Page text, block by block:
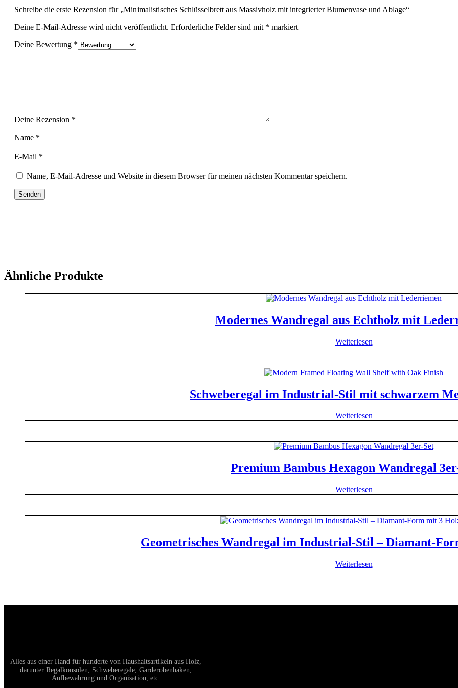
Schreibe die erste Rezension für „Minimalistisches Schlüsselbrett aus Massivholz mit integrierter Blumenvase und Ablage“
Deine E-Mail-Adresse wird nicht veröffentlicht. Erforderliche Felder sind mit * markiert
Deine Bewertung *
Deine Rezension *
Name *
E-Mail *
Name, E-Mail-Adresse und Website in diesem Browser für meinen nächsten Kommentar speichern.
Ähnliche Produkte
Modernes Wandregal aus Echtholz mit
Weiterlesen
Schweberegal im Industrial-Stil mit schwarzem
Weiterlesen
Premium Bambus Hexagon Wandregal
Weiterlesen
Geometrisches Wandregal im Industrial-Stil – Diamant-
Weiterlesen
Alles aus einer Hand für hunderte von Haushaltsartikeln aus Holz,
darunter Regalkonsolen, Schweberegale, Garderobenhaken,
Aufbewahrung und Organisation, etc.